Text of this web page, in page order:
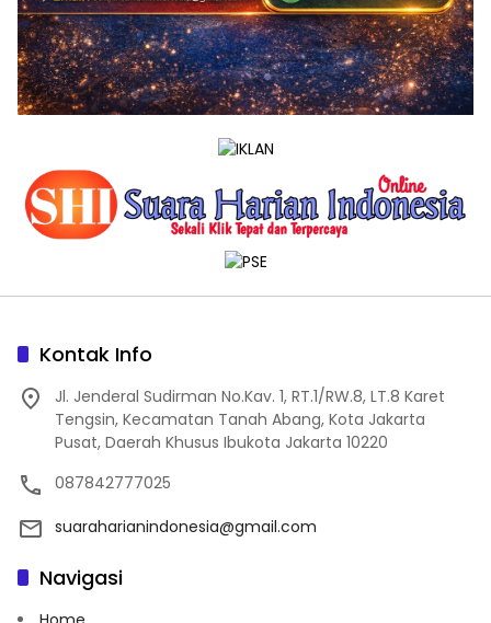
Kontak Info
Jl. Jenderal Sudirman No.Kav. 1, RT.1/RW.8, LT.8 Karet
Tengsin, Kecamatan Tanah Abang, Kota Jakarta
Pusat, Daerah Khusus Ibukota Jakarta 10220
087842777025
suaraharianindonesia@gmail.com
Navigasi